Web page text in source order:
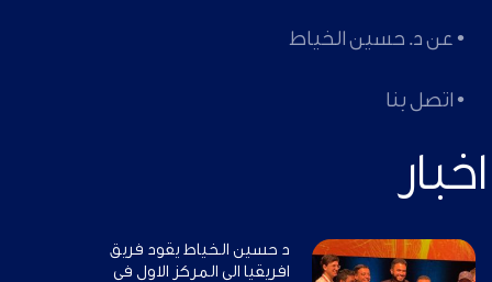
• عن د. حسين الخياط
• اتصل بنا
اخبار
د حسين الخياط يقود فريق
افريقيا الي المركز الاول في